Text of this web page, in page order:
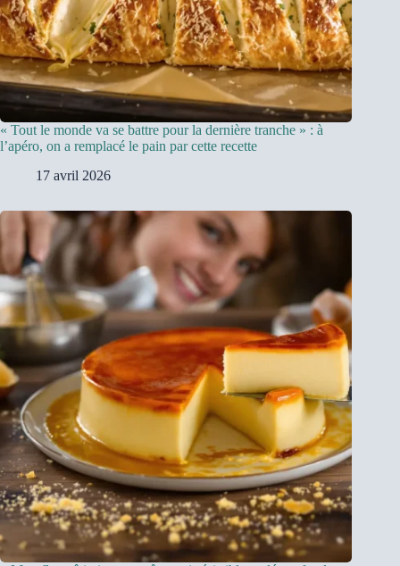
« Tout le monde va se battre pour la dernière tranche » : à
l’apéro, on a remplacé le pain par cette recette
17 avril 2026